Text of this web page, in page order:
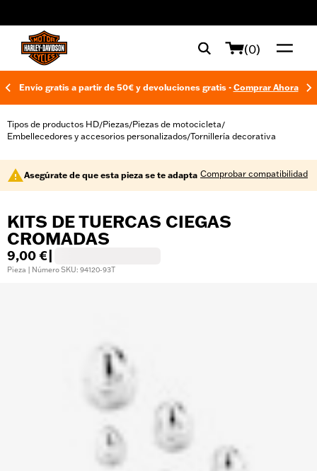
(0)
Envío gratis a partir de 50€ y devoluciones gratis - Comprar Ahora
Tipos de productos HD/Piezas/Piezas de motocicleta/
Embellecedores y accesorios personalizados/Tornillería decorativa
Asegúrate de que esta pieza se te adapta Comprobar compatibilidad
KITS DE TUERCAS CIEGAS
CROMADAS
9,00 €
Pieza | Número SKU: 94120-93T